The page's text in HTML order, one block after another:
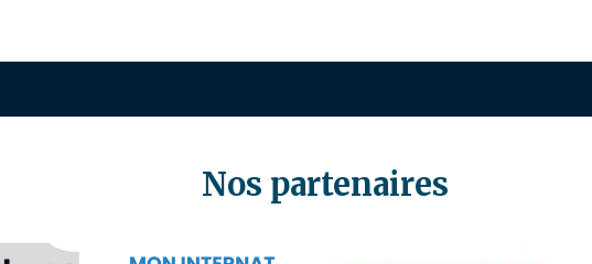
Nos partenaires